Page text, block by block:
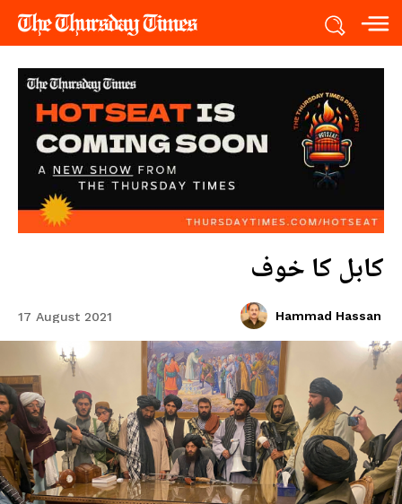
کابل کا خوف
Hammad Hassan
17 August 2021